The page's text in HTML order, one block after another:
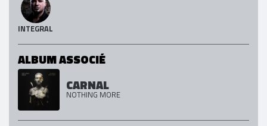
INTEGRAL
ALBUM ASSOCIÉ
CARNAL
NOTHING MORE